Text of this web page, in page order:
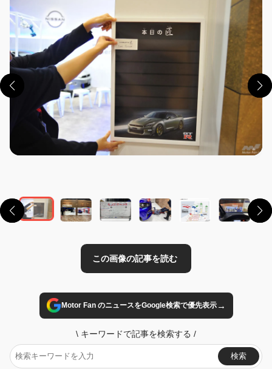
Motor Fan のニュースをGoogle検索で優先表示→
\ キーワードで記事を検索する /
検索